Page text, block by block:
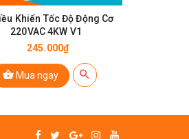
Khiển Tốc Độ Động Cơ
220VAC 4KW V1
245.000₫
Mua ngay